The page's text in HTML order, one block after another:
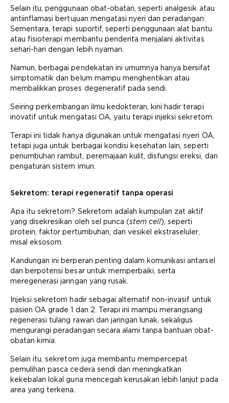
Selain itu, penggunaan obat-obatan, seperti analgesik atau
antiinflamasi bertujuan mengatasi nyeri dan peradangan.
Sementara, terapi suportif, seperti penggunaan alat bantu
atau fisioterapi membantu penderita menjalani aktivitas
sehari-hari dengan lebih nyaman.
Namun, berbagai pendekatan ini umumnya hanya bersifat
simptomatik dan belum mampu menghentikan atau
membalikkan proses degeneratif pada sendi.
Seiring perkembangan ilmu kedokteran, kini hadir terapi
inovatif untuk mengatasi OA, yaitu terapi injeksi sekretom.
Terapi ini tidak hanya digunakan untuk mengatasi nyeri OA,
tetapi juga untuk berbagai kondisi kesehatan lain, seperti
penumbuhan rambut, peremajaan kulit, disfungsi ereksi, dan
pengaturan sistem imun.
Sekretom: terapi regeneratif tanpa operasi
Apa itu sekretom? Sekretom adalah kumpulan zat aktif
yang disekresikan oleh sel punca (stem cell), seperti
protein, faktor pertumbuhan, dan vesikel ekstraseluler,
misal eksosom.
Kandungan ini berperan penting dalam komunikasi antarsel
dan berpotensi besar untuk memperbaiki, serta
meregenerasi jaringan yang rusak.
Injeksi sekretom hadir sebagai alternatif non-invasif untuk
pasien OA grade 1 dan 2. Terapi ini mampu merangsang
regenerasi tulang rawan dan jaringan lunak, sekaligus
mengurangi peradangan secara alami tanpa bantuan obat-
obatan kimia.
Selain itu, sekretom juga membantu mempercepat
pemulihan pasca cedera sendi dan meningkatkan
kekebalan lokal guna mencegah kerusakan lebih lanjut pada
area yang terkena.